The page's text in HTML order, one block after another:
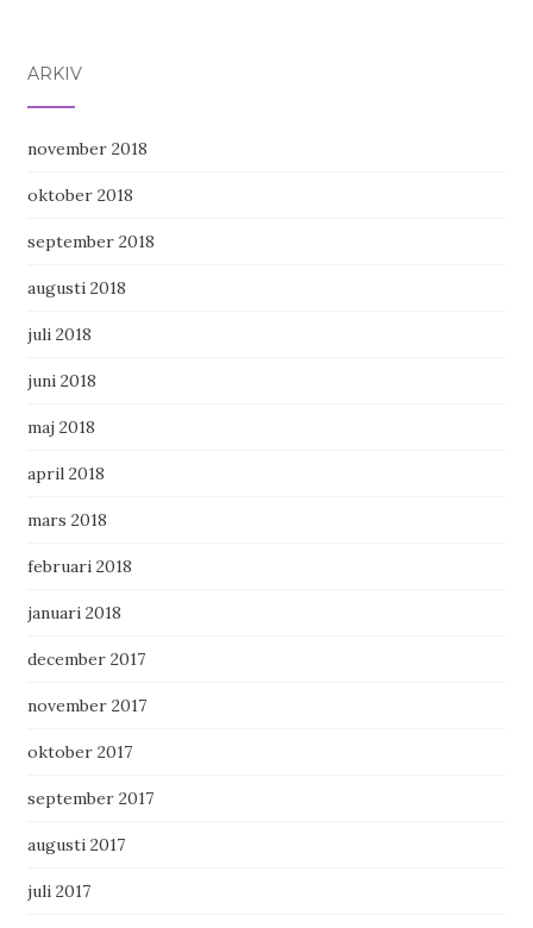
ARKIV
november 2018
oktober 2018
september 2018
augusti 2018
juli 2018
juni 2018
maj 2018
april 2018
mars 2018
februari 2018
januari 2018
december 2017
november 2017
oktober 2017
september 2017
augusti 2017
juli 2017